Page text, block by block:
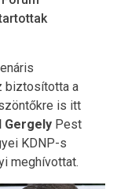
biztosította a
is itt
Gergely Pest
KDNP-s
meghívottat.